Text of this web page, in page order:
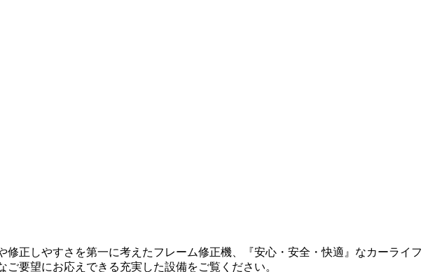
正しやすさを第一に考えたフレーム修正機、『安心・安全・快適』なカーライフ
要望にお応えできる充実した設備をご覧ください。